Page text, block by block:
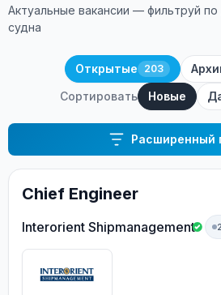
Актуальные вакансии — фильтруй
судна
Открытые 203
Сортировать Новые
Расширенный
Chief Engineer
Interorient Shipmanagement